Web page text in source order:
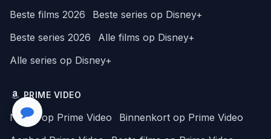
Beste films 2026
Beste series op Disney+
Beste series 2026
Alle films op Disney+
Alle series op Disney+
PRIME VIDEO
Nieuw op Prime Video
Binnenkort op Prime Video